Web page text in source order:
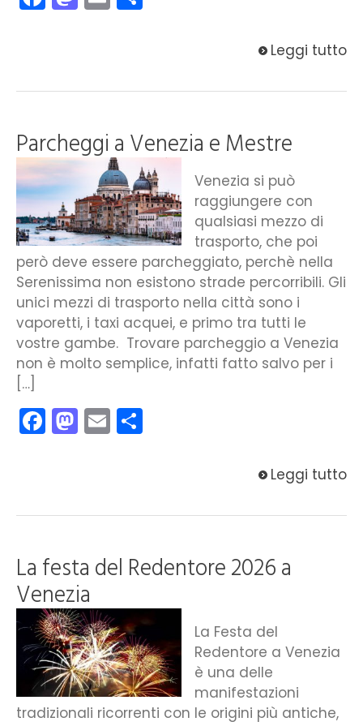
Leggi tutto
Parcheggi a Venezia e Mestre
Venezia si può
raggiungere con
qualsiasi mezzo di
trasporto, che poi
però deve essere parcheggiato, perchè nella
Serenissima non esistono strade percorribili. Gli
unici mezzi di trasporto nella città sono i
vaporetti, i taxi acquei, e primo tra tutti le
vostre gambe. Trovare parcheggio a Venezia
non è molto semplice, infatti fatto salvo per i
[…]
Facebook
Mastodon
Email
Leggi tutto
La festa del Redentore 2026 a
Venezia
La Festa del
Redentore a Venezia
è una delle
manifestazioni
tradizionali ricorrenti con le origini più antiche,